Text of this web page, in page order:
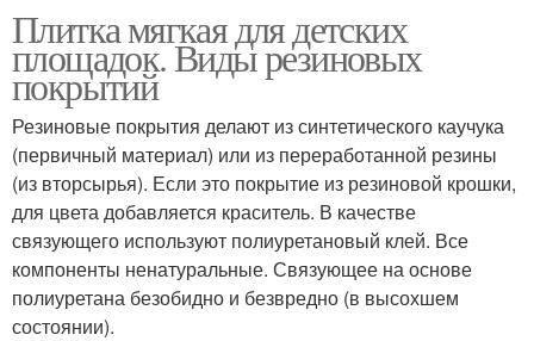
Плитка мягкая для детских
площадок. Виды резиновых
покрытий
Резиновые покрытия делают из синтетического каучука
(первичный материал) или из переработанной резины
(из вторсырья). Если это покрытие из резиновой крошки,
для цвета добавляется краситель. В качестве
связующего используют полиуретановый клей. Все
компоненты ненатуральные. Связующее на основе
полиуретана безобидно и безвредно (в высохшем
состоянии).